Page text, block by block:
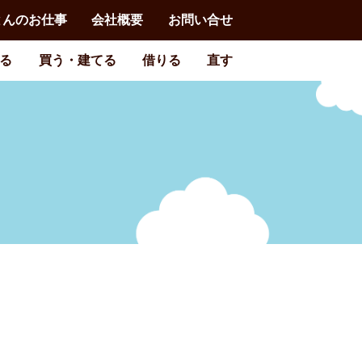
んのお仕事 会社概要 お問い合せ
買う・建てる 借りる 直す